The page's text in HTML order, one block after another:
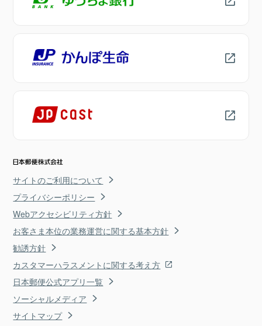
サイトのご利用について
プライバシーポリシー
Webアクセシビリティ方針
お客さま本位の業務運営に関する基本方針
勧誘方針
カスタマーハラスメントに関する考え方
日本郵便公式アプリ一覧
ソーシャルメディア
サイトマップ